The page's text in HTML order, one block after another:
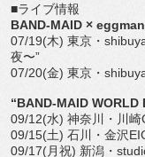
■ライブ情報
BAND-MAID ×
07/19(木) 東京・
夜〜”
07/20(金) 東京・
“BAND-MAID WORLD
09/12(水) 神奈川・川崎
09/15(土) 石川・金沢
09/17(月祝) 新潟・